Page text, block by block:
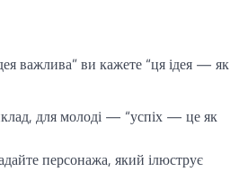
важлива” ви кажете “ця ідея — як
для молоді — “успіх — це як
персонажа, який ілюструє